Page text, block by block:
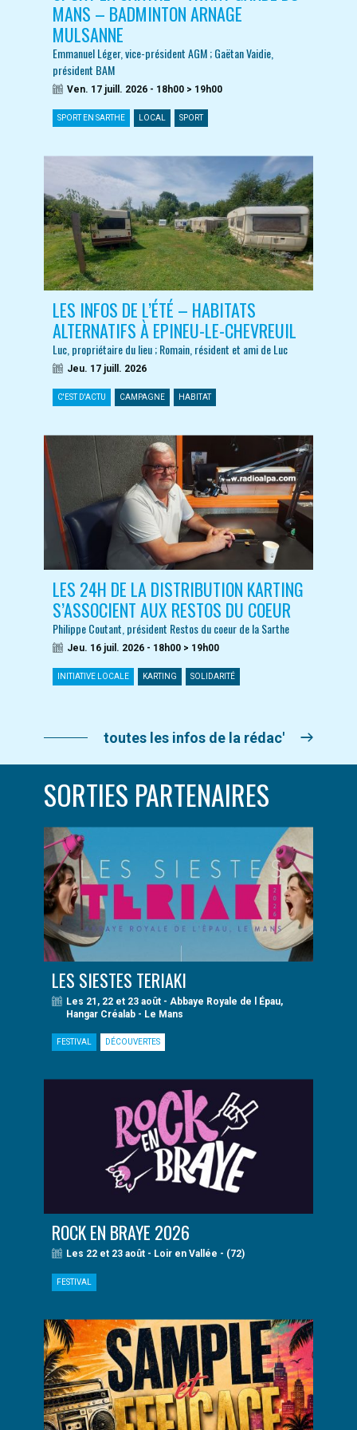
MANS – BADMINTON ARNAGE
MULSANNE
Emmanuel Léger, vice-président AGM ; Gaëtan Vaidie,
président BAM
Ven. 17 juill. 2026 - 18h00 > 19h00
SPORT EN SARTHE LOCAL SPORT
LES INFOS DE L’ÉTÉ – HABITATS
ALTERNATIFS À EPINEU-LE-CHEVREUIL
Luc, propriétaire du lieu ; Romain, résident et ami de Luc
Jeu. 17 juill. 2026
C'EST D'ACTU CAMPAGNE HABITAT
LES 24H DE LA DISTRIBUTION KARTING
S’ASSOCIENT AUX RESTOS DU COEUR
Philippe Coutant, président Restos du coeur de la Sarthe
Jeu. 16 juil. 2026 - 18h00 > 19h00
INITIATIVE LOCALE KARTING SOLIDARITÉ
toutes les infos de la rédac'
SORTIES PARTENAIRES
LES SIESTES TERIAKI
Les 21, 22 et 23 août - Abbaye Royale de l Épau,
Hangar Créalab - Le Mans
FESTIVAL DÉCOUVERTES
ROCK EN BRAYE 2026
Les 22 et 23 août - Loir en Vallée - (72)
FESTIVAL